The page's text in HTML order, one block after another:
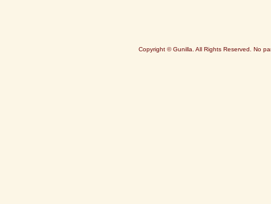
Copyright © Gunilla. All Rights Reserved. No